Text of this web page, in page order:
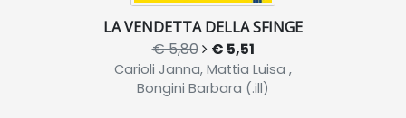
LA VENDETTA DELLA SFINGE
€ 5,80 € 5,51
Carioli Janna, Mattia Luisa ,
Bongini Barbara (.ill)